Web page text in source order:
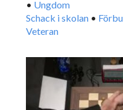
• Ungdom
Schack i skolan •
Veteran